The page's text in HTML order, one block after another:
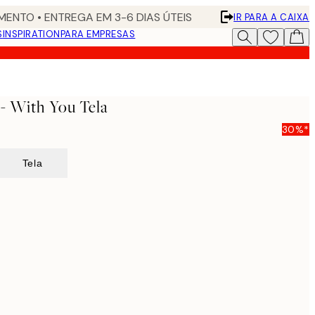
• ENTREGA EM 3-6 DIAS ÚTEIS
IR PARA A CAIXA
INSPIRATIONPARA EMPRESAS
With You Tela
30%*
Tela